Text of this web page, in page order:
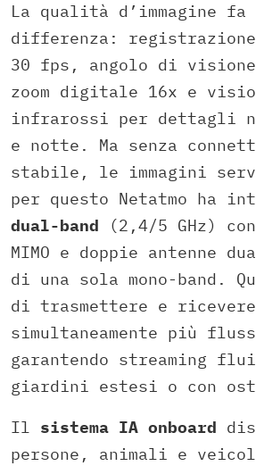
La qualità d’immagine fa
differenza: registrazione
30 fps, angolo di
zoom digitale 16x e
infrarossi per dettagli
e notte. Ma senza
stabile, le immagini
per questo Netatmo ha
dual-band
(2,4/5 GHz)
MIMO e doppie antenne
di una sola mono-band.
di trasmettere e ricevere
simultaneamente più
garantendo streaming
giardini estesi o con
Il sistema IA onboard
persone, animali e